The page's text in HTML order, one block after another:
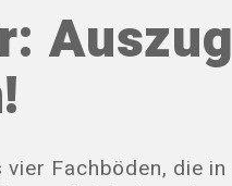
Auszug
Fachböden, die in